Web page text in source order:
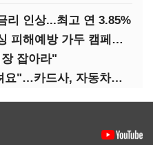
리 인상...최고 연 3.85%
모아저축은행, 보이스피싱 피해예방 가두 캠페인 실시
잡아라"
"신차 구매시 캐시백 드려요"…카드사, 자동차금융 마케팅